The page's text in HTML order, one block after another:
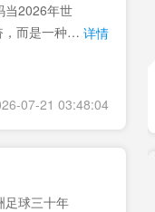
当2026年世
而是一种深 详情
07-21 03:48:04
足球三十年